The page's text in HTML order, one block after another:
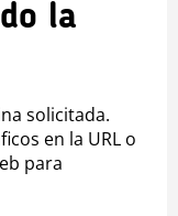
la
solicitada.
en la URL o
para